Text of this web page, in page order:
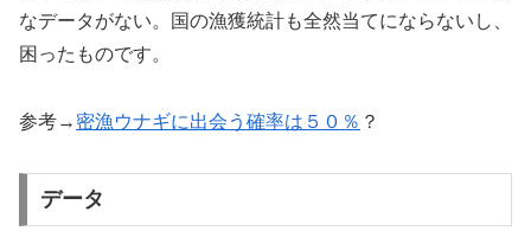
なデータがない。国の漁獲統計も全然当てにならないし、
困ったものです。
参考→ 密漁ウナギに出会う確率は５０％ ？
データ